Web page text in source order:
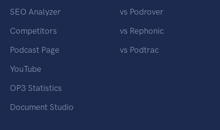
SEO Analyzer
Competitors
Podcast Page
YouTube
OP3 Statistics
Document Studio
vs Podrover
vs Rephonic
vs Podtrac